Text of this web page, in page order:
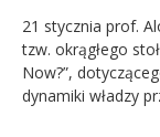
21 stycznia prof.
tzw. okrągłego
Now?”,
dynamiki władzy